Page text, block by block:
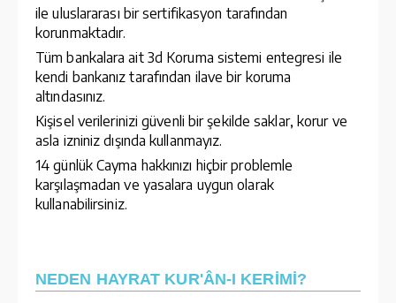
ile uluslararası bir sertifikasyon tarafından
korunmaktadır.
Tüm bankalara ait 3d Koruma sistemi entegresi ile
kendi bankanız tarafından ilave bir koruma
altındasınız.
Kişisel verilerinizi güvenli bir şekilde saklar, korur ve
asla izniniz dışında kullanmayız.
14 günlük Cayma hakkınızı hiçbir problemle
karşılaşmadan ve yasalara uygun olarak
kullanabilirsiniz.
NEDEN HAYRAT KUR'ÂN-I KERİMİ?